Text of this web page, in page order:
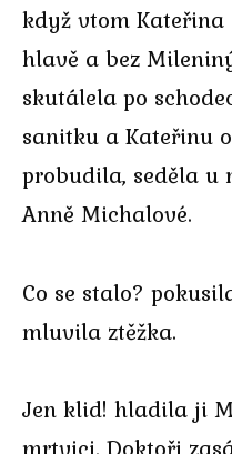
když vtom
hlavě a bez
skutálela po
sanitku a Kateřinu
probudila, seděla u
Anně Michalové.
Co se stalo?
mluvila ztěžka.
Jen klid! hladila ji